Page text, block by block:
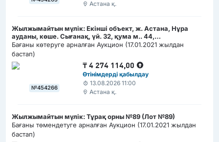
Астана қ.
Жылжымайтын мүлік: Екінші объект, ж. Астана, Нұра
ауданы, көше. Сығанақ, үй. 32, қума м.. 44,
(РКА1202300008274962)
Бағаны көтеруге арналған Аукцион (17.01.2021 жылдан
бастап)
№454266
₸4 274 114,00
Өтінімдерді қабылдау
13.08.2026 11:00
Астана қ.
Жылжымайтын мүлік: Тұрақ орны №89 (Лот №89)
Бағаны төмендетуге арналған Аукцион (17.01.2021 жылдан
бастап)